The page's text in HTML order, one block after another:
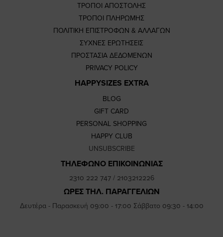
ΤΡΟΠΟΙ ΑΠΟΣΤΟΛΗΣ
ΤΡΟΠΟΙ ΠΛΗΡΩΜΗΣ
ΠΟΛΙΤΙΚΗ ΕΠΙΣΤΡΟΦΩΝ & ΑΛΛΑΓΩΝ
ΣΥΧΝΕΣ ΕΡΩΤΗΣΕΙΣ
ΠΡΟΣΤΑΣΙΑ ΔΕΔΟΜΕΝΩΝ
PRIVACY POLICY
HAPPYSIZES EXTRA
BLOG
GIFT CARD
PERSONAL SHOPPING
HAPPY CLUB
UNSUBSCRIBE
ΤΗΛΕΦΩΝΟ ΕΠΙΚΟΙΝΩΝΙΑΣ
2310 222 747/ 2103212226
ΩΡΕΣ ΤΗΛ. ΠΑΡΑΓΓΕΛΙΩΝ
Δευτέρα - Παρασκευή 09:00 - 17:00 Σάββατο 09:30 - 14:00